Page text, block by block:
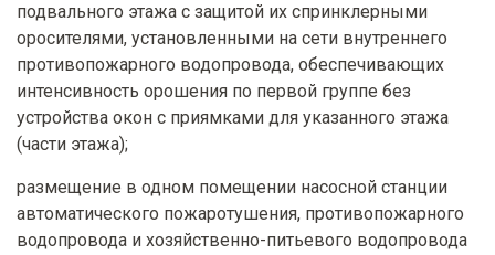
подвального этажа с защитой их спринклерными
оросителями, установленными на сети внутреннего
противопожарного водопровода, обеспечивающих
интенсивность орошения по первой группе без
устройства окон с приямками для указанного этажа
(части этажа);
размещение в одном помещении насосной станции
автоматического пожаротушения, противопожарного
водопровода и хозяйственно-питьевого водопровода